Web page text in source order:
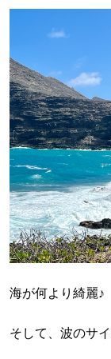
海が何より綺麗♪
そして、波のサ